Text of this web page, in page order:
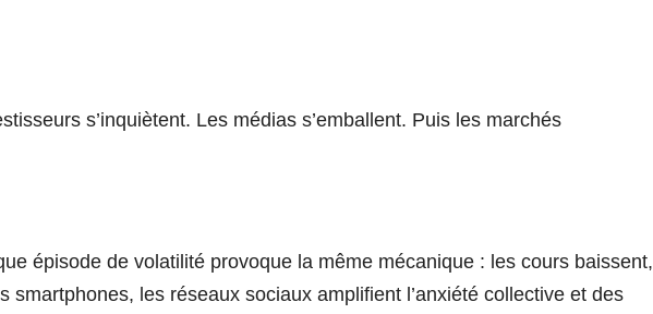
s’inquiètent. Les médias s’emballent. Puis les marchés
épisode de volatilité provoque la même mécanique : les cours baissent,
smartphones, les réseaux sociaux amplifient l’anxiété collective et des